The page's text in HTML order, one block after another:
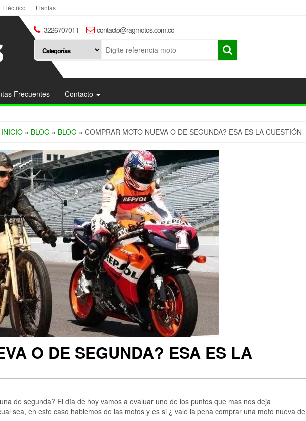
Eléctrico Llantas
3226707011 contacto@ragmotos.com.co
Frecuentes Contacto
INICIO » BLOG » BLOG » COMPRAR MOTO NUEVA O DE SEGUNDA? ESA ES LA CUESTIÓN
O DE SEGUNDA? ESA ES LA
de segunda? El día de hoy vamos a evaluar uno de los puntos que mas nos deja
sea, en este caso hablemos de las motos y es si ¿ vale la pena comprar una moto nueva de